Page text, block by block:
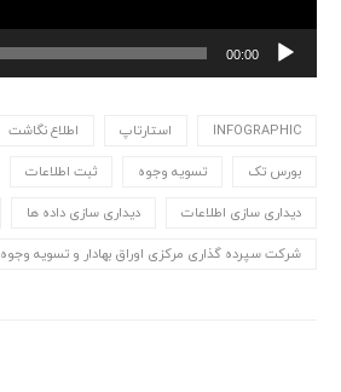
00:00
INFOGRAPHIC استارتاپ اطلاع نگاشت
بورس تک تسویه وجوه ثبت اطلاعات
دیداری سازی اطلاعات دیداری سازی داده ها
شركت سپرده گذاری مركزی اوراق بهادار و تسویه وجوه